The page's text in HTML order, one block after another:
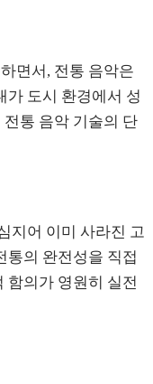
면서, 전통 음악은
가 도시 환경에서 성
통 음악 기술의 단
지어 이미 사라진 고
통의 완전성을 직접
함의가 영원히 실전